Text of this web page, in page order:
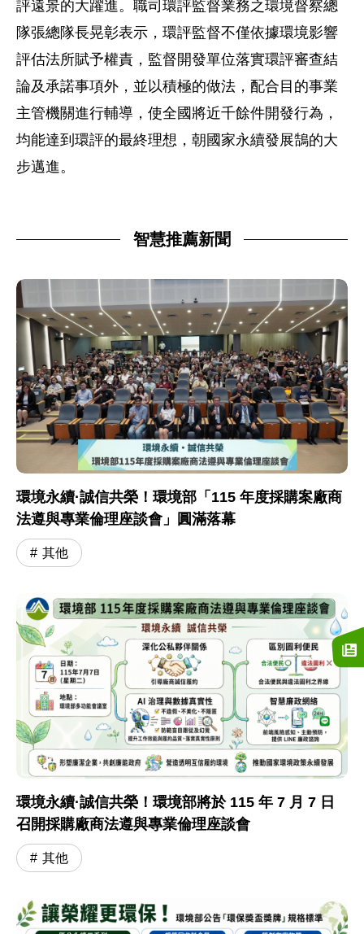
評遠景的大躍進。職司環評監督業務之環境督察總
隊張總隊長晃彰表示，環評監督不僅依據環境影響
評估法所賦予權責，監督開發單位落實環評審查結
論及承諾事項外，並以積極的做法，配合目的事業
主管機關進行輔導，使全國將近千餘件開發行為，
均能達到環評的最終理想，朝國家永續發展鵠的大
步邁進。
智慧推薦新聞
環境永續·誠信共榮！環境部「115 年度採購案廠商
法遵與專業倫理座談會」圓滿落幕
其他
環境永續·誠信共榮！環境部將於 115 年 7 月 7 日
召開採購廠商法遵與專業倫理座談會
其他